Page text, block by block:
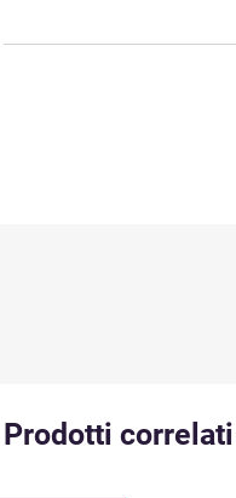
Prodotti correlati